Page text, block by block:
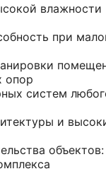
влажности
при
опор
систем
и
объектов: